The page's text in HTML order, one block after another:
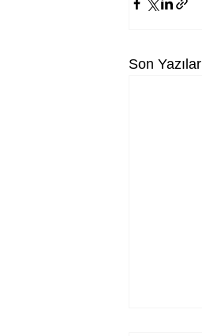
Son Yazılar